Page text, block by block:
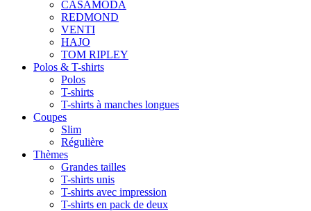
CASAMODA
REDMOND
VENTI
HAJO
TOM RIPLEY
Polos & T-shirts
Polos
T-shirts
T-shirts à manches longues
Coupes
Slim
Régulière
Thèmes
Grandes tailles
T-shirts unis
T-shirts avec impression
T-shirts en pack de deux